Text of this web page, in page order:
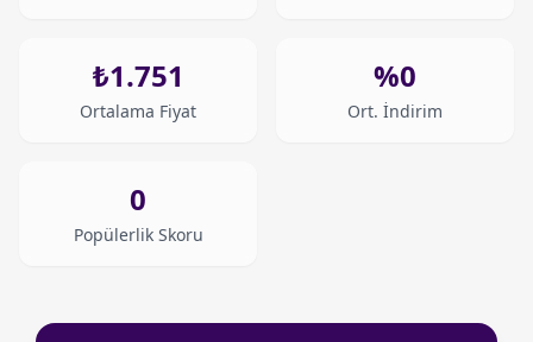
₺1.751
Ortalama Fiyat
%0
Ort. İndirim
0
Popülerlik Skoru